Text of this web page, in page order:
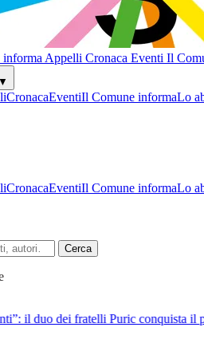
Appelli Cronaca Eventi Il
▼
CronacaEventiIl Comune informaLo
CronacaEventiIl Comune informaLo
Cerca
il duo dei fratelli Puric conquista il